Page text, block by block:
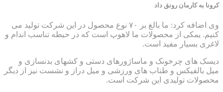
کرونا به کارمان رونق داد
وی اضافه کرد: ما بالغ بر ۷۰ نوع محصول در این شرکت تولید می
کنیم. یمکی از محصولات ما لاهوپ است که در حیطه تناسب اندام و
لاغری بسیار مفید است.
دیسک های چرخونک و ماساژورهای دستی و کشهای بدنسازی و
میل بالفیکس و طناب های ورزشی و میل دراز و نشست نیز از دیگر
محصولات تولیدی این شرکت است.